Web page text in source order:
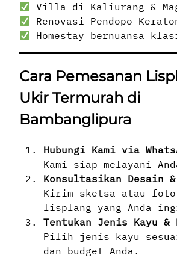
Villa di Kaliurang &
Renovasi Pendopo
Homestay bernuansa
Cara Pemesanan
Ukir Termurah di
Bambanglipura
Hubungi Kami via
Kami siap melayani
Konsultasikan Desain
Kirim sketsa atau
lisplang yang Anda
Tentukan Jenis Kayu
Pilih jenis kayu
dan budget Anda.